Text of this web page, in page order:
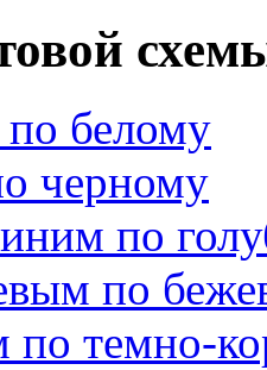
белому
черному
по
по
по темно-